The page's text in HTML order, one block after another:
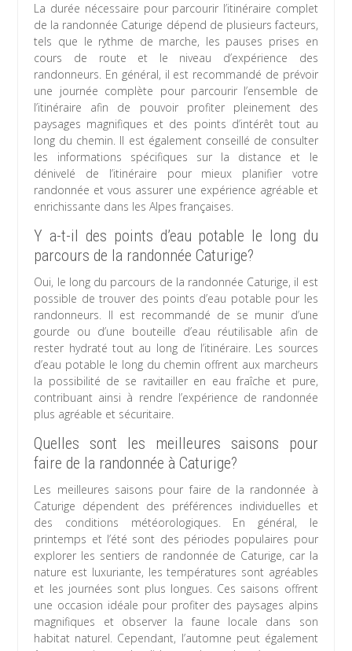
La durée nécessaire pour parcourir l’itinéraire complet
de la randonnée Caturige dépend de plusieurs facteurs,
tels que le rythme de marche, les pauses prises en
cours de route et le niveau d’expérience des
randonneurs. En général, il est recommandé de prévoir
une journée complète pour parcourir l’ensemble de
l’itinéraire afin de pouvoir profiter pleinement des
paysages magnifiques et des points d’intérêt tout au
long du chemin. Il est également conseillé de consulter
les informations spécifiques sur la distance et le
dénivelé de l’itinéraire pour mieux planifier votre
randonnée et vous assurer une expérience agréable et
enrichissante dans les Alpes françaises.
Y a-t-il des points d’eau potable le long du
parcours de la randonnée Caturige?
Oui, le long du parcours de la randonnée Caturige, il est
possible de trouver des points d’eau potable pour les
randonneurs. Il est recommandé de se munir d’une
gourde ou d’une bouteille d’eau réutilisable afin de
rester hydraté tout au long de l’itinéraire. Les sources
d’eau potable le long du chemin offrent aux marcheurs
la possibilité de se ravitailler en eau fraîche et pure,
contribuant ainsi à rendre l’expérience de randonnée
plus agréable et sécuritaire.
Quelles sont les meilleures saisons pour
faire de la randonnée à Caturige?
Les meilleures saisons pour faire de la randonnée à
Caturige dépendent des préférences individuelles et
des conditions météorologiques. En général, le
printemps et l’été sont des périodes populaires pour
explorer les sentiers de randonnée de Caturige, car la
nature est luxuriante, les températures sont agréables
et les journées sont plus longues. Ces saisons offrent
une occasion idéale pour profiter des paysages alpins
magnifiques et observer la faune locale dans son
habitat naturel. Cependant, l’automne peut également